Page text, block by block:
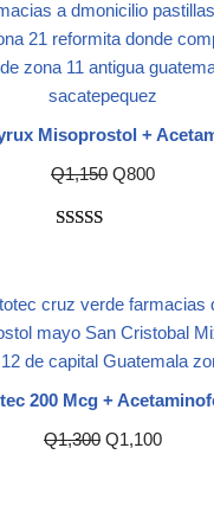
Misoprostol +
Q1,150 Q800
5 en base a
valoración
de un
200 Mcg +
Q1,300 Q1,100